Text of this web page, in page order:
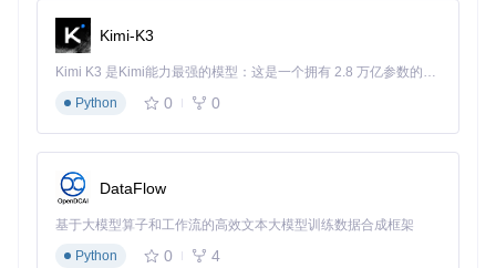
bash -c " $(curl -fsSLk https://release.baizhi.cloud/panda-
执行后会显示安装选项菜单，选择"1) 全新安装"开始部署：
1) 全新安装
2) 升级现有安装
3) 卸载PandaWiki
Kimi-K3
Kimi K3 是Kimi能力最强的模型：这是一个拥有 2.8 万亿参数的混合专家（MoE）模型，具备原生视觉理解能力，并支持 100 万 token 的上下文窗口。
Python
0 0
DataFlow
基于大模型算子和工作流的高效文本大模型训练数据合成框架
Python
0 4